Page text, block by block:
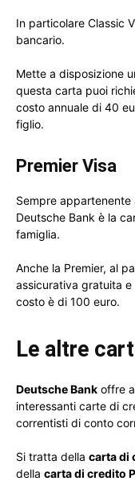
In particolare Classic
bancario.
Mette a disposizione
questa carta puoi
costo annuale di 40
figlio.
Premier Visa
Sempre appartenente
Deutsche Bank è la
famiglia.
Anche la Premier, al
assicurativa gratuita
costo è di 100 euro.
Le altre
Deutsche Bank offre
interessanti carte di
correntisti di conto
Si tratta della carta di
della carta di credito